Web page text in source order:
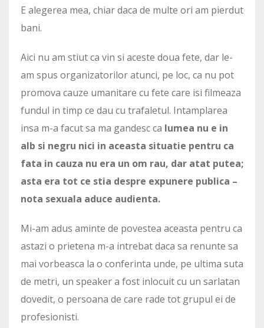
E alegerea mea, chiar daca de multe ori am pierdut
bani.
Aici nu am stiut ca vin si aceste doua fete, dar le-
am spus organizatorilor atunci, pe loc, ca nu pot
promova cauze umanitare cu fete care isi filmeaza
fundul in timp ce dau cu trafaletul. Intamplarea
insa m-a facut sa ma gandesc ca lumea nu e in
alb si negru nici in aceasta situatie pentru ca
fata in cauza nu era un om rau, dar atat putea;
asta era tot ce stia despre expunere publica –
nota sexuala aduce audienta.
Mi-am adus aminte de povestea aceasta pentru ca
astazi o prietena m-a intrebat daca sa renunte sa
mai vorbeasca la o conferinta unde, pe ultima suta
de metri, un speaker a fost inlocuit cu un sarlatan
dovedit, o persoana de care rade tot grupul ei de
profesionisti.